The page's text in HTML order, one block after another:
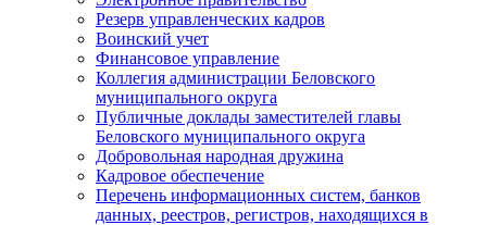
Резерв управленческих кадров
Воинский учет
Финансовое управление
Коллегия администрации Беловского
муниципального округа
Публичные доклады заместителей главы
Беловского муниципального округа
Добровольная народная дружина
Кадровое обеспечение
Перечень информационных систем, банков
данных, реестров, регистров, находящихся в